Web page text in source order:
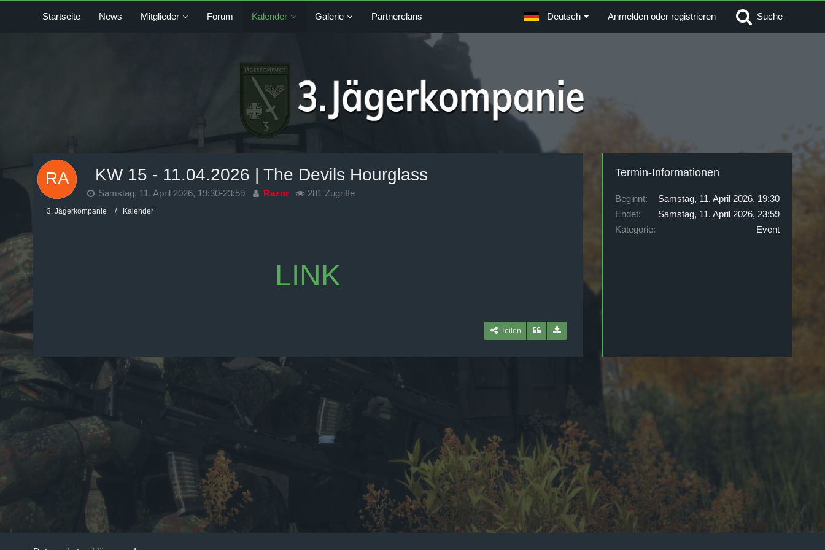
Startseite News Mitglieder Forum Kalender Galerie Partnerclans Deutsch Anmelden oder registrieren Suche
KW 15 - 11.04.2026 | The Devils Hourglass
Samstag, 11. April 2026, 19:30-23:59 Razor 281 Zugriffe
3. Jägerkompanie Kalender
LINK
Teilen
Termin-Informationen
Beginnt
Samstag, 11. April 2026, 19:30
Endet
Samstag, 11. April 2026, 23:59
Kategorie
Event